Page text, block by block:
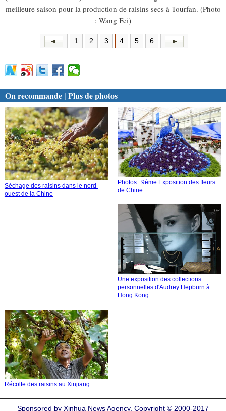
meilleure saison pour la production de raisins secs à Tourfan. (Photo
: Wang Fei)
1 2 3 4 5 6
On recommande | Plus de photos
Séchage des raisins dans le nord-
ouest de la Chine
Photos : 9ème Exposition des fleurs
de Chine
Une exposition des collections
personnelles d'Audrey Hepburn à
Hong Kong
Récolte des raisins au Xinjiang
Sponsored by Xinhua News Agency. Copyright © 2000-2017